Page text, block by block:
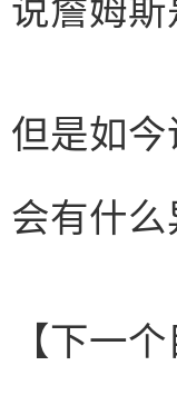
但是如
会有什么
【下一